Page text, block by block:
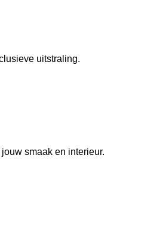
uitstraling.
smaak en interieur.